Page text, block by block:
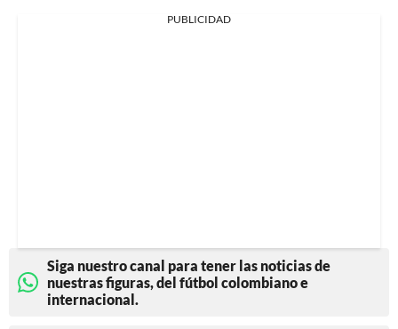
PUBLICIDAD
Siga nuestro canal para tener las noticias de
nuestras figuras, del fútbol colombiano e
internacional.